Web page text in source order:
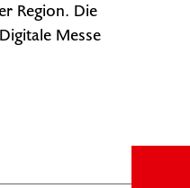
Region. Die
Messe